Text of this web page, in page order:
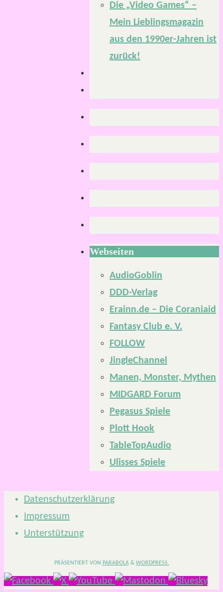
Die „Video Games“ –
Mein Lieblingsmagazin
aus den 1990er-Jahren ist
zurück!
Webseiten
AudioGoblin
DDD-Verlag
Erainn.de – Die Coraniaid
Fantasy Club e. V.
FOLLOW
JingleChannel
Manen, Monster, Mythen
MIDGARD Forum
Pegasus Spiele
Plott Hook
TableTopAudio
Ulisses Spiele
Datenschutzerklärung
Impressum
Unterstützung
PRÄSENTIERT VON PARABOLA& WORDPRESS.